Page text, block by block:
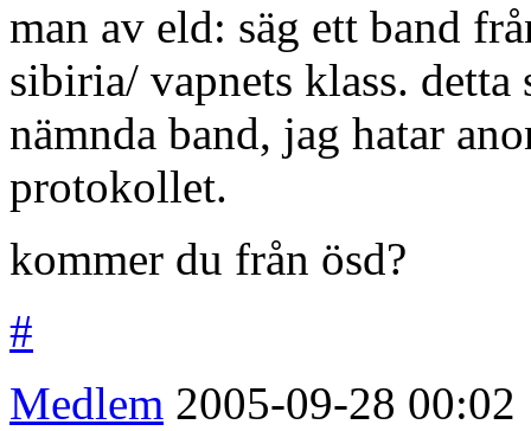
man av eld: säg ett band
sibiria/ vapnets klass. detta
nämnda band, jag hatar
protokollet.
kommer du från ösd?
#
Medlem 2005-09-28 00:02